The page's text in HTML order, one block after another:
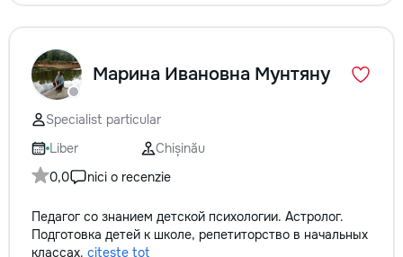
Марина Ивановна Мунтяну
Specialist particular
Liber
Chișinău
0,0
nici o recenzie
Педагог со знанием детской психологии. Астролог.
Подготовка детей к школе, репетиторство в начальных
классах. citește tot